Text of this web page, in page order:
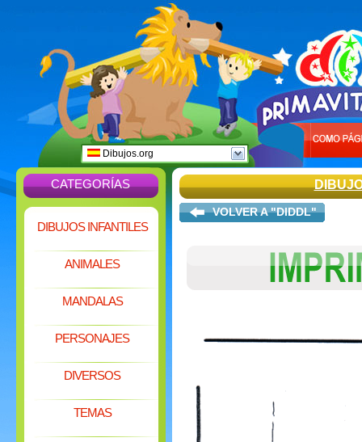
Dibujos.org
CATEGORÍAS
DIBUJOS INFANTILES
ANIMALES
MANDALAS
PERSONAJES
DIVERSOS
TEMAS
VOLVER A "DIDDL"